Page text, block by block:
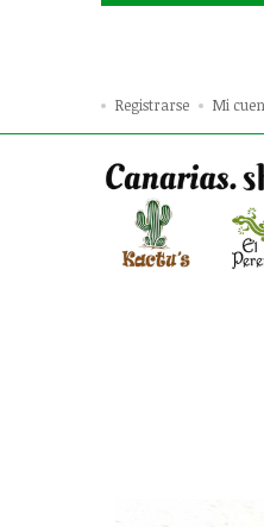
Registrarse Mi